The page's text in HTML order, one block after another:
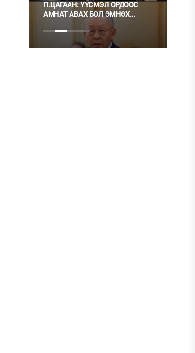
П.ЦАГААН: ҮҮСМЭЛ ОРДООС
АМНАТ АВАХ БОЛ ӨМНӨХ
ЗӨВШӨӨРӨЛТЭЙ БОЛГОХ